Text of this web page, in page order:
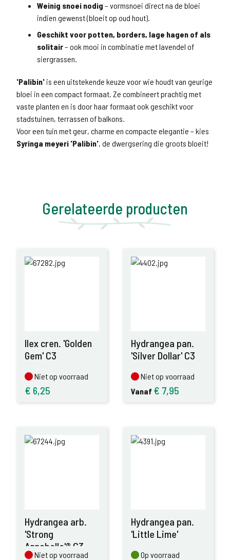
Weinig snoei nodig – vormsnoei direct na de bloei
indien gewenst (bloeit op oud hout).
Geschikt voor potten, borders, lage hagen of als
solitair– ook mooi in combinatie met lavendel of
siergrassen.
'Palibin' is een uitstekende keuze voor wie houdt van geurige
bloei in een compact formaat. Ze combineert prachtig met
vaste planten en is door haar formaat ook geschikt voor
stadstuinen, terrassen of balkons.
Voor een tuin met geur, charme en compacte elegantie – kies
Syringa meyeri 'Palibin', de dwergsering die groots bloeit!
Gerelateerde producten
Ilex cren. 'Golden
Gem' C3
Niet op voorraad
Niet op voorraad
€ 6,25
Hydrangea pan.
'Silver Dollar' C3
Niet op voorraad
Niet op voorraad
Vanaf € 7,95
Hydrangea arb.
'Strong
Annabelle'® C3
Niet op voorraad
Niet op voorraad
Hydrangea pan.
'Little Lime'
Op voorraad
Op voorraad